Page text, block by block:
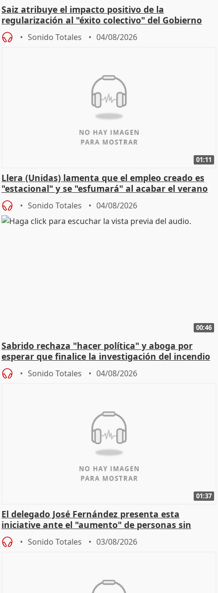
Saiz atribuye el impacto positivo de la
regularización al "éxito colectivo" del Gobierno
Sonido Totales 04/08/2026
01:11
Llera (Unidas) lamenta que el empleo creado es
"estacional" y se "esfumará" al acabar el verano
Sonido Totales 04/08/2026
00:46
Sabrido rechaza "hacer política" y aboga por
esperar que finalice la investigación del incendio
Sonido Totales 04/08/2026
01:37
El delegado José Fernández presenta esta
iniciative ante el "aumento" de personas sin
hogar en Madri
Sonido Totales 03/08/2026